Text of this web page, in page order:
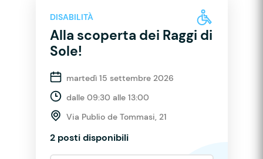
DISABILITÀ
Alla scoperta dei Raggi di
Sole!
martedì 15 settembre 2026
dalle 09:30 alle 13:00
Via Publio de Tommasi, 21
2 posti disponibili